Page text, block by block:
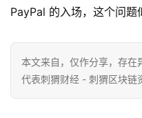
PayPal 的入场，这个问题
本文来自 ，仅作分享，存在
代表刺猬财经 - 刺猬区块链